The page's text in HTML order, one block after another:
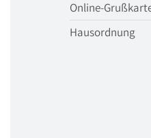
Online-
Hausordnung